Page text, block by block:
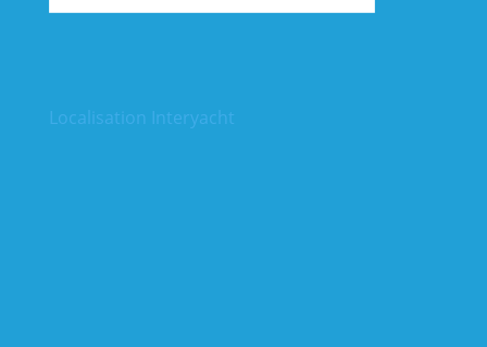
Localisation Interyacht